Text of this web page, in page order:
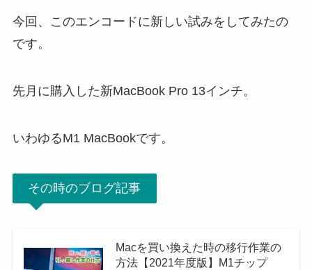
今回、このエンコードに新しい試みをしてみたの
です。
先月に購入した新MacBook Pro 13インチ。
いわゆるM1 MacBookです。
その時のブログ記事
Macを買い換えた時の移行作業の
方法【2021年度版】M1チップ